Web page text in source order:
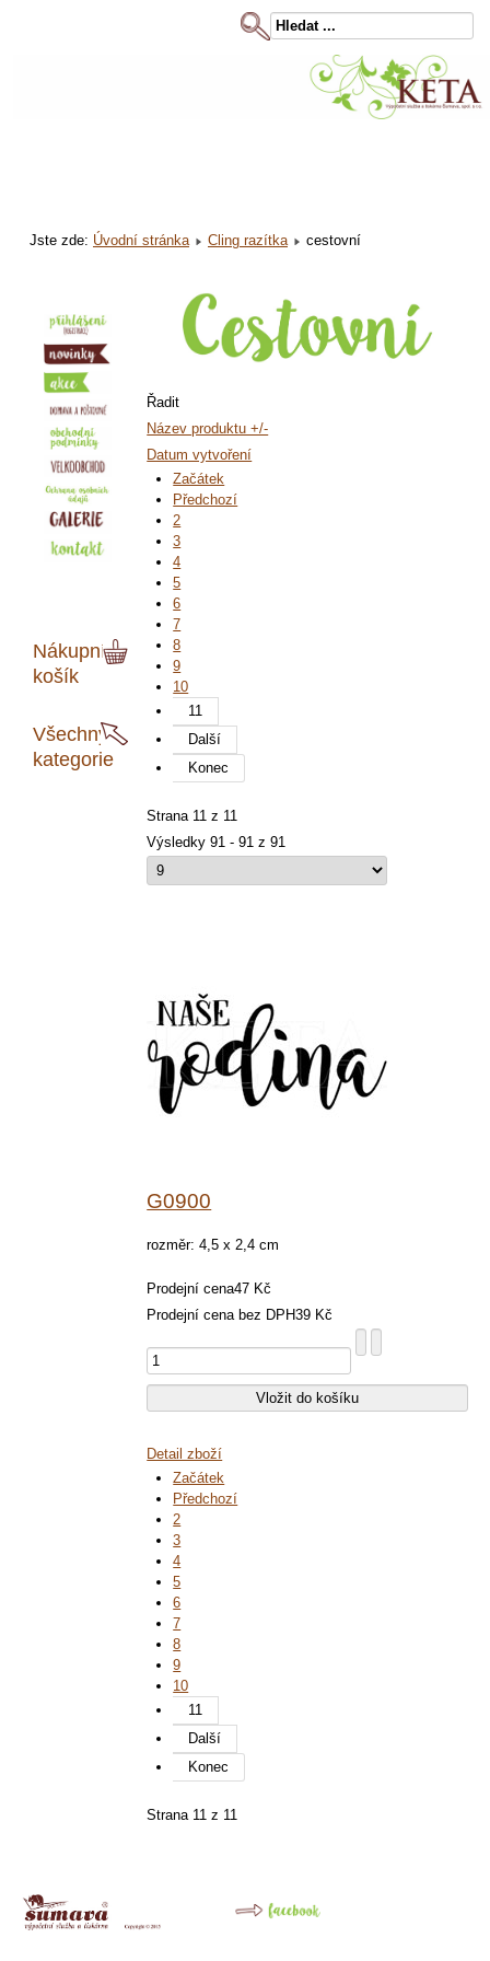
Jste zde: Úvodní stránka Cling razítka cestovní
Nákupní
košík
Všechny
kategorie
Řadit
Název produktu +/-
Datum vytvoření
Začátek
Předchozí
2
3
4
5
6
7
8
9
10
11
Další
Konec
Strana 11 z 11
Výsledky 91 - 91 z 91
G0900
rozměr: 4,5 x 2,4 cm
Prodejní cena47 Kč
Prodejní cena bez DPH39 Kč
Detail zboží
Začátek
Předchozí
2
3
4
5
6
7
8
9
10
11
Další
Konec
Strana 11 z 11